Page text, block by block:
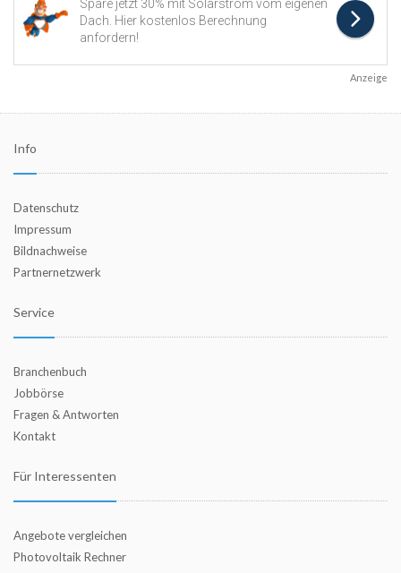
Anzeige
Info
Datenschutz
Impressum
Bildnachweise
Partnernetzwerk
Service
Branchenbuch
Jobbörse
Fragen & Antworten
Kontakt
Für Interessenten
Angebote vergleichen
Photovoltaik Rechner